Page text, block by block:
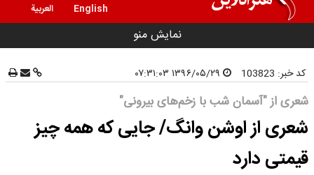
English العربية
نمایش منو
کد خبر: 103823
شعری از "آسمان شب با زخم‌های بیرونی"
شعری از اوشن وانگ/ جایی که همه چیز
قیمتی دارد